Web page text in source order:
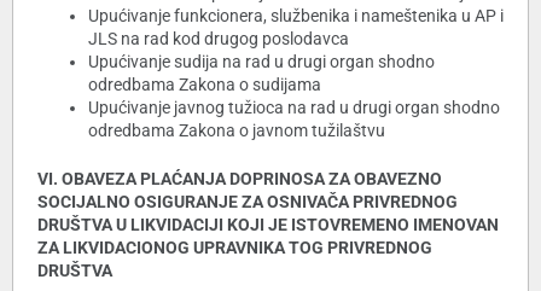
Upućivanje funkcionera, službenika i nameštenika u AP i
JLS na rad kod drugog poslodavca
Upućivanje sudija na rad u drugi organ shodno
odredbama Zakona o sudijama
Upućivanje javnog tužioca na rad u drugi organ shodno
odredbama Zakona o javnom tužilaštvu
VI. OBAVEZA PLAĆANJA DOPRINOSA ZA OBAVEZNO
SOCIJALNO OSIGURANJE ZA OSNIVAČA PRIVREDNOG
DRUŠTVA U LIKVIDACIJI KOJI JE ISTOVREMENO IMENOVAN
ZA LIKVIDACIONOG UPRAVNIKA TOG PRIVREDNOG
DRUŠTVA